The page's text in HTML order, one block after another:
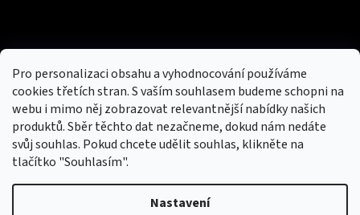
Pro personalizaci obsahu a vyhodnocování používáme
cookies třetích stran. S vaším souhlasem budeme schopni na
webu i mimo něj zobrazovat relevantnější nabídky našich
produktů. Sběr těchto dat nezačneme, dokud nám nedáte
svůj souhlas. Pokud chcete udělit souhlas, klikněte na
tlačítko "Souhlasím".
Nastavení
Nový obchod s batohy, cestovními zavazadly, tašky a peněženky